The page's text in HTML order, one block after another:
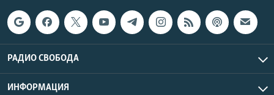
РАДИО СВОБОДА
ИНФОРМАЦИЯ